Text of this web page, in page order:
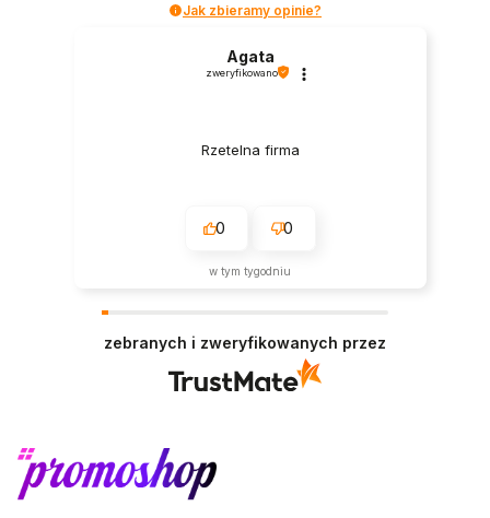
Jak zbieramy opinie?
Agata
zweryfikowano
Rzetelna firma
0 0
w tym tygodniu
zebranych i zweryfikowanych przez